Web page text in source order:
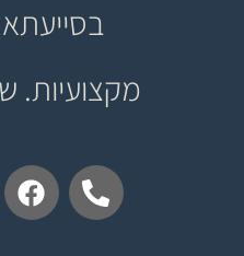
מקצועיות.